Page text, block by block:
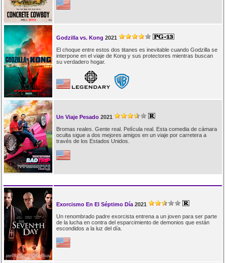
Godzilla vs. Kong 2021
El choque entre estos dos titanes es inevitable cuando Godzilla se
interpone en el viaje de Kong y sus protectores mientras buscan
su verdadero hogar.
Un Viaje Pesado 2021
Bromas reales. Gente real. Película real. Esta comedia de cámara
oculta sigue a dos mejores amigos en un viaje por carretera a
través de los Estados Unidos.
Exorcismo En El Séptimo Día 2021
Un renombrado padre exorcista entrena a un joven para ser parte
de la lucha en contra del esparcimiento de demonios que están
escondidos a la luz del día.